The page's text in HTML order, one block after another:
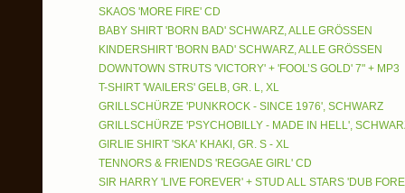
SKAOS 'MORE FIRE' CD
BABY SHIRT 'BORN BAD' SCHWARZ, ALLE GRÖSSEN
KINDERSHIRT 'BORN BAD' SCHWARZ, ALLE GRÖSSEN
DOWNTOWN STRUTS 'VICTORY' + 'FOOL’S GOLD' 7" + MP3
T-SHIRT 'WAILERS' GELB, GR. L, XL
GRILLSCHÜRZE 'PUNKROCK - SINCE 1976', SCHWARZ
GRILLSCHÜRZE 'PSYCHOBILLY - MADE IN HELL',
GIRLIE SHIRT 'SKA' KHAKI, GR. S - XL
TENNORS & FRIENDS 'REGGAE GIRL' CD
SIR HARRY 'LIVE FOREVER' + STUD ALL STARS 'DUB